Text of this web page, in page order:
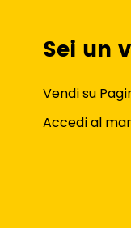
Sei un
Vendi su
Accedi al